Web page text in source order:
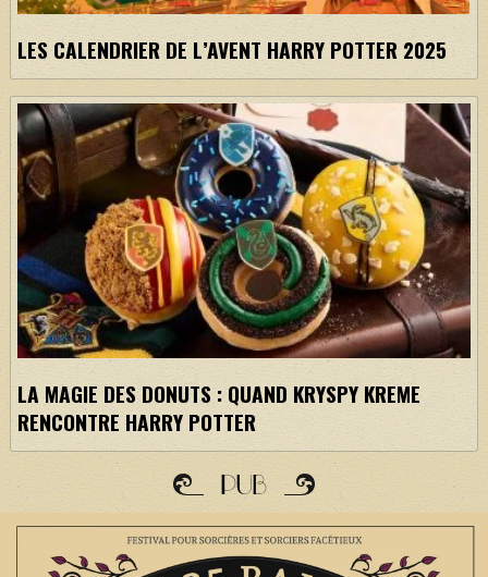
LES CALENDRIER DE L’AVENT HARRY POTTER 2025
LA MAGIE DES DONUTS : QUAND KRYSPY KREME
RENCONTRE HARRY POTTER
PUB